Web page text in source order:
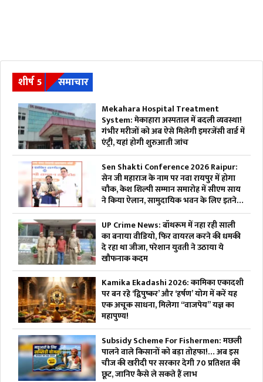
शीर्ष 5 समाचार
Mekahara Hospital Treatment
System: मेकाहारा अस्पताल में बदली व्यवस्था!
गंभीर मरीजों को अब ऐसे मिलेगी इमरजेंसी वार्ड में
एंट्री, यहां होगी शुरुआती जांच
Sen Shakti Conference 2026 Raipur:
सेन जी महाराज के नाम पर नवा रायपुर में होगा
चौक, केश शिल्पी सम्मान समारोह में सीएम साय
ने किया ऐलान, सामुदायिक भवन के लिए इतने
लाख रुपए देगी सरकार
UP Crime News: बॉथरूम में नहा रही साली
का बनाया वीडियो, फिर वायरल करने की धमकी
दे रहा था जीजा, परेशान युवती ने उठाया ये
खौफनाक कदम
Kamika Ekadashi 2026: कामिका एकादशी
पर बन रहे ‘द्विपुष्कर’ और ‘हर्षण’ योग में करें यह
एक अचूक साधना, मिलेगा “वाजपेय” यज्ञ का
महापुण्य!
Subsidy Scheme For Fishermen: मछली
पालने वाले किसानों को बड़ा तोहफा!… अब इस
चीज की खरीदी पर सरकार देगी 70 प्रतिशत की
छूट, जानिए कैसे ले सकते हैं लाभ